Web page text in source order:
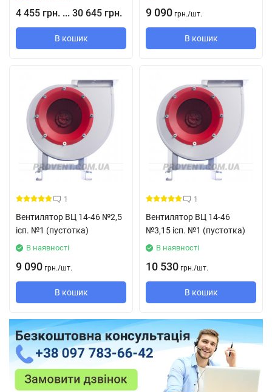
4 455 грн. ... 30 645 грн.
В кошик
9 090 грн./шт.
В кошик
1
Вентилятор ВЦ 14-46 №2,5
ісп. №1 (пустотка)
В наявності
9 090 грн./шт.
В кошик
1
Вентилятор ВЦ 14-46
№3,15 ісп. №1 (пустотка)
В наявності
10 530 грн./шт.
В кошик